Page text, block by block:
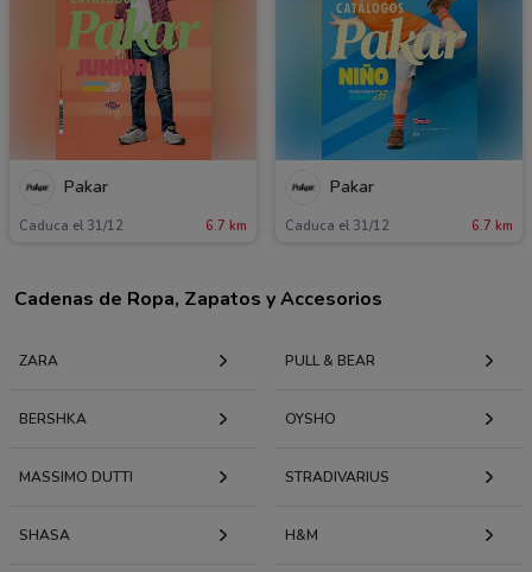
Pakar
Caduca el 31/12 6.7 km
Pakar
Caduca el 31/12 6.7 km
Cadenas de Ropa, Zapatos y Accesorios
ZARA PULL & BEAR
BERSHKA OYSHO
MASSIMO DUTTI STRADIVARIUS
SHASA H&M